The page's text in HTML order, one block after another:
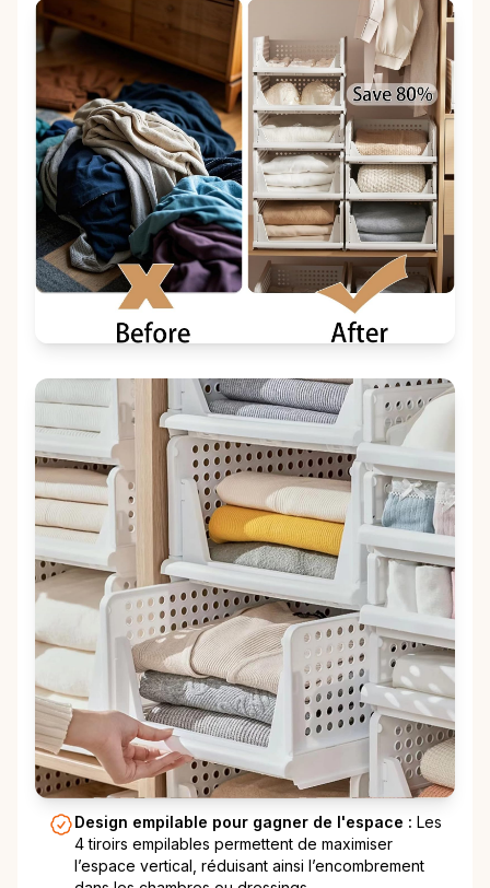
Design empilable pour gagner de l'espace : Les
4 tiroirs empilables permettent de maximiser
l’espace vertical, réduisant ainsi l’encombrement